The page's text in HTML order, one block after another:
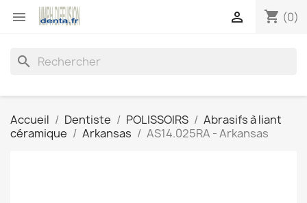
 shopping_cart (0)

search
Accueil Dentiste POLISSOIRS
Abrasifs à liant
céramique
Arkansas AS14.025RA - Arkansas